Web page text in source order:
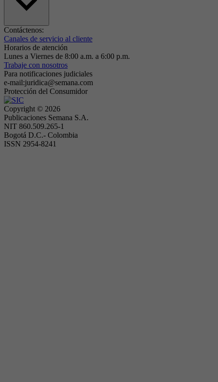
Contáctenos:
Canales de servicio al cliente
Horarios de atención
Lunes a Viernes de 8:00 a.m. a 6:00 p.m.
Trabaje con nosotros
Para notificaciones judiciales
e-mail:juridica@semana.com
Protección del Consumidor
Copyright © 2026
Publicaciones Semana S.A.
NIT 860.509.265-1
Bogotá D.C.- Colombia
ISSN 2954-8241